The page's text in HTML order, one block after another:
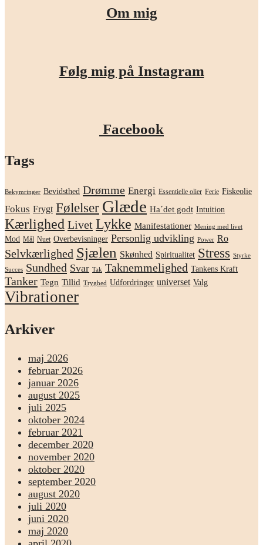
Om mig
Følg mig på Instagram
Facebook
Tags
Bekymringer Bevidsthed Drømme Energi Essentielle olier Ferie Fiskeolie
Fokus Frygt Følelser Glæde Ha´det godt Intuition
Kærlighed Livet Lykke Manifestationer Mening med livet
Mod Mål Nuet Overbevisninger Personlig udvikling Power Ro
Selvkærlighed Sjælen Skønhed Spiritualitet Stress Styrke
Succes Sundhed Svar Tak Taknemmelighed Tankens Kraft
Tanker Tegn Tillid Tryghed Udfordringer universet Valg
Vibrationer
Arkiver
maj 2026
februar 2026
januar 2026
august 2025
juli 2025
oktober 2024
februar 2021
december 2020
november 2020
oktober 2020
september 2020
august 2020
juli 2020
juni 2020
maj 2020